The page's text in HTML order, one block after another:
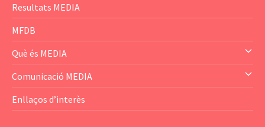
— Content Cluster
— Business Cluster
— Audience Cluster
— Altres
Resultats MEDIA
MFDB
Què és MEDIA
— El subprograma MEDIA
— Agència Executiva
Comunicació MEDIA
— Estrenes a Catalunya
Enllaços d’interès